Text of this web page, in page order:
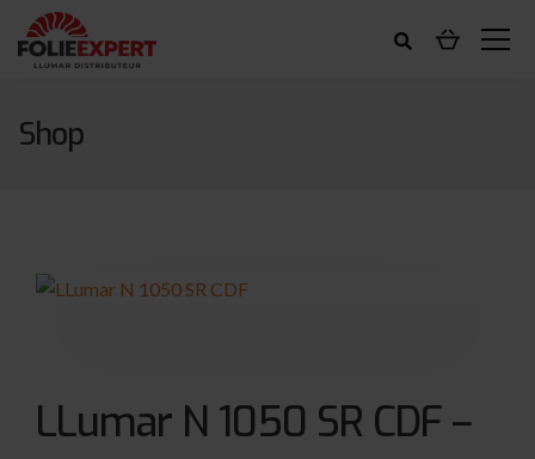
Shop
LLumar N 1050 SR CDF –